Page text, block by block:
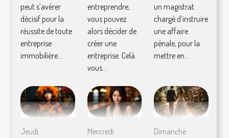
peut s’avérer
décisif pour la
réussite de toute
entreprise
immobilière...
entreprendre,
vous pouvez
alors décider de
créer une
entreprise. Celà
vous...
un magistrat
chargé d’instruire
une affaire
pénale, pour la
mettre en...
Jeudi
Mercredi
Dimanche